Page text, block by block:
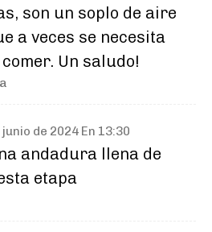
son un soplo de aire
a veces se necesita
Un saludo!
junio de 2024 En 13:30
andadura llena de
etapa